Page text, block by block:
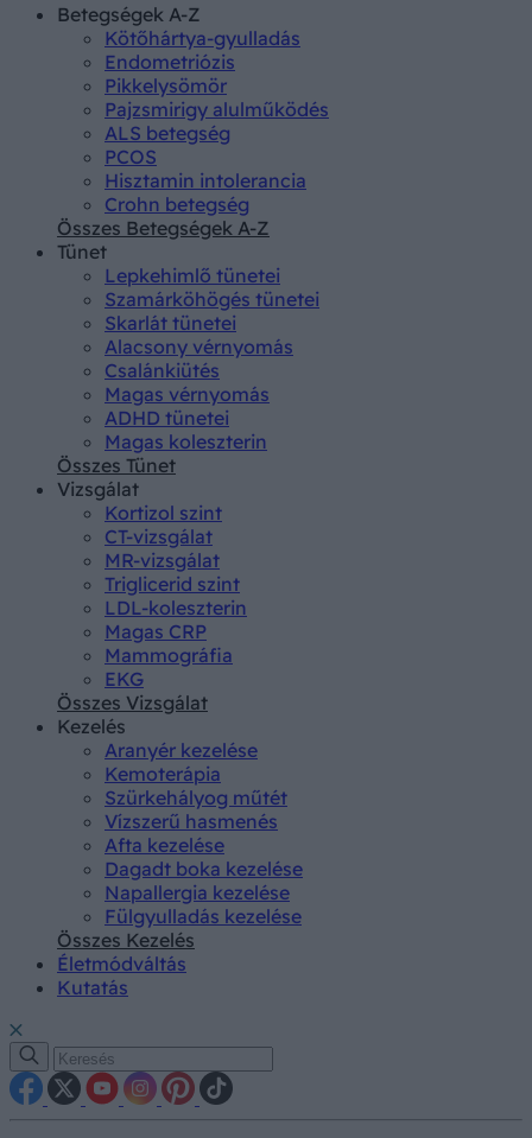
Betegségek A-Z
Kötőhártya-gyulladás
Endometriózis
Pikkelysömör
Pajzsmirigy alulműködés
ALS betegség
PCOS
Hisztamin intolerancia
Crohn betegség
Összes Betegségek A-Z
Tünet
Lepkehimlő tünetei
Szamárköhögés tünetei
Skarlát tünetei
Alacsony vérnyomás
Csalánkiütés
Magas vérnyomás
ADHD tünetei
Magas koleszterin
Összes Tünet
Vizsgálat
Kortizol szint
CT-vizsgálat
MR-vizsgálat
Triglicerid szint
LDL-koleszterin
Magas CRP
Mammográfia
EKG
Összes Vizsgálat
Kezelés
Aranyér kezelése
Kemoterápia
Szürkehályog műtét
Vízszerű hasmenés
Afta kezelése
Dagadt boka kezelése
Napallergia kezelése
Fülgyulladás kezelése
Összes Kezelés
Életmódváltás
Kutatás